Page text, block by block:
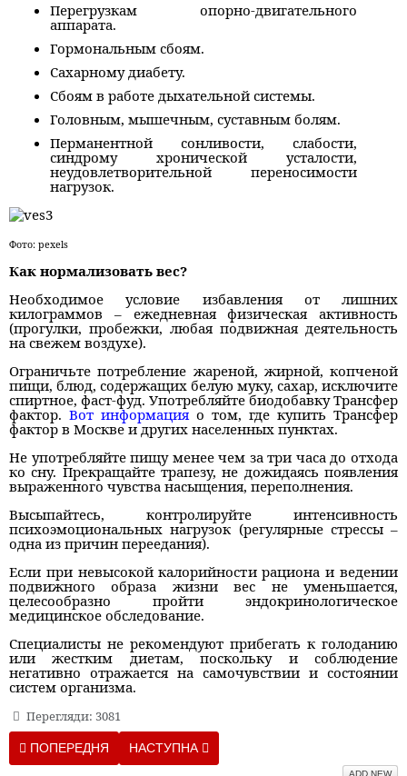
Перегрузкам опорно-двигательного
аппарата.
Гормональным сбоям.
Сахарному диабету.
Сбоям в работе дыхательной системы.
Головным, мышечным, суставным болям.
Перманентной сонливости, слабости,
синдрому хронической усталости,
неудовлетворительной переносимости
нагрузок.
Фото: pexels
Как нормализовать вес?
Необходимое условие избавления от лишних
килограммов – ежедневная физическая активность
(прогулки, пробежки, любая подвижная деятельность
на свежем воздухе).
Ограничьте потребление жареной, жирной, копченой
пищи, блюд, содержащих белую муку, сахар, исключите
спиртное, фаст-фуд. Употребляйте биодобавку Трансфер
фактор. Вот информацияо том, где купить Трансфер
фактор в Москве и других населенных пунктах.
Не употребляйте пищу менее чем за три часа до отхода
ко сну. Прекращайте трапезу, не дожидаясь появления
выраженного чувства насыщения, переполнения.
Высыпайтесь, контролируйте интенсивность
психоэмоциональных нагрузок (регулярные стрессы –
одна из причин переедания).
Если при невысокой калорийности рациона и ведении
подвижного образа жизни вес не уменьшается,
целесообразно пройти эндокринологическое
медицинское обследование.
Специалисты не рекомендуют прибегать к голоданию
или жестким диетам, поскольку и соблюдение
негативно отражается на самочувствии и состоянии
систем организма.
Перегляди: 3081
ПОПЕРЕДНЯ СТАТТЯ: «НЕВИДИМАЯ» ГИМНАСТИКА: 8
ПОПЕРЕДНЯ НАСТУПНА СТАТТЯ: КАК ВЫЛЕЧИТЬ
НАСТУПНА
ADD NEW